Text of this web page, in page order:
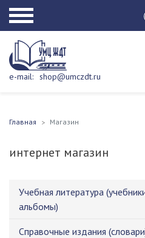
e-mail: shop@umczdt.ru
Главная Магазин
интернет магазин
Учебная литература
альбомы)
Справочные издания